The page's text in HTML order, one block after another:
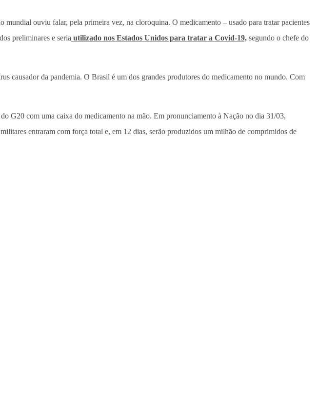
ouviu falar, pela primeira vez, na cloroquina. O medicamento – usado para tratar pacientes
preliminares e seria utilizado nos Estados Unidos para tratar a Covid-19, segundo o chefe do
causador da pandemia. O Brasil é um dos grandes produtores do medicamento no mundo. Com
G20 com uma caixa do medicamento na mão. Em pronunciamento à Nação no dia 31/03,
entraram com força total e, em 12 dias, serão produzidos um milhão de comprimidos de